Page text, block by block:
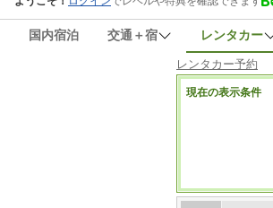
国内宿泊 交通＋宿 レンタカー
レンタカー予約
現在の表示条件